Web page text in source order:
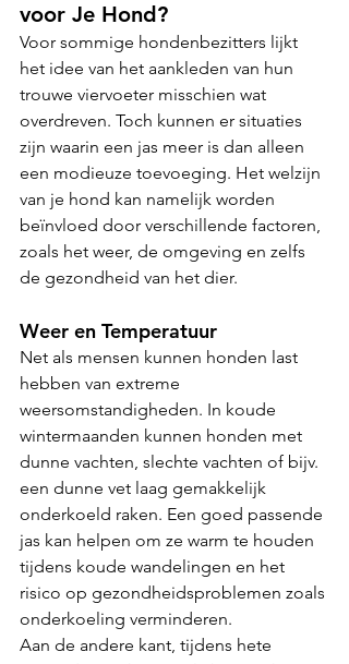
voor Je Hond?
Voor sommige hondenbezitters lijkt
het idee van het aankleden van hun
trouwe viervoeter misschien wat
overdreven. Toch kunnen er situaties
zijn waarin een jas meer is dan alleen
een modieuze toevoeging. Het welzijn
van je hond kan namelijk worden
beïnvloed door verschillende factoren,
zoals het weer, de omgeving en zelfs
de gezondheid van het dier.
Weer en Temperatuur
Net als mensen kunnen honden last
hebben van extreme
weersomstandigheden. In koude
wintermaanden kunnen honden met
dunne vachten, slechte vachten of bijv.
een dunne vet laag gemakkelijk
onderkoeld raken. Een goed passende
jas kan helpen om ze warm te houden
tijdens koude wandelingen en het
risico op gezondheidsproblemen zoals
onderkoeling verminderen.
Aan de andere kant, tijdens hete